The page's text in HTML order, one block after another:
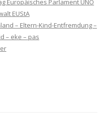
Europäisches Parlament UNO
EUStA
– Eltern-Kind-Entfremdung –
– eke – pas